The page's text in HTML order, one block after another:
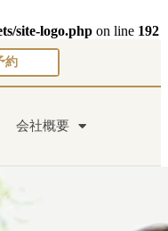
site-logo.php on line 192
約
会社概要